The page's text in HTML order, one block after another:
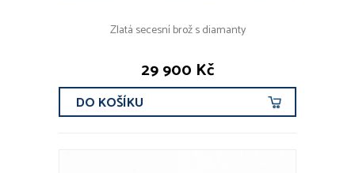
Zlatá secesní brož s diamanty
29 900 Kč
DO KOŠÍKU